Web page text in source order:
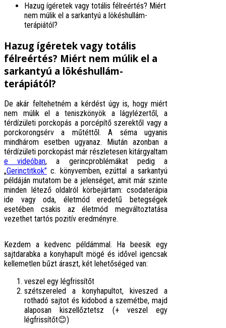
Hazug ígéretek vagy totális félreértés? Miért
nem múlik el a sarkantyú a lökéshullám-
terápiától?
Hazug ígéretek vagy totális
félreértés? Miért nem múlik el a
sarkantyú a lökéshullám-
terápiától?
De akár feltehetném a kérdést úgy is, hogy miért
nem múlik el a teniszkönyök a lágylézertől, a
térdízületi porckopás a porcépítő szerektől vagy a
porckorongsérv a műtéttől. A séma ugyanis
mindhárom esetben ugyanaz. Miután azonban a
térdízületi porckopást már részletesen kitárgyaltam
e videóban, a gerincproblémákat pedig a
„Gerinctitkok” c. könyvemben, ezúttal a sarkantyú
példáján mutatom be a jelenséget, amit már szinte
minden létező oldalról körbejártam: csodaterápia
ide vagy oda, életmód eredetű betegségek
esetében csakis az életmód megváltoztatása
vezethet tartós pozitív eredményre.
Kezdem a kedvenc példámmal. Ha beesik egy
sajtdarabka a konyhapult mögé és idővel igencsak
kellemetlen bűzt áraszt, két lehetőséged van:
veszel egy légfrissítőt
szétszereled a konyhapultot, kiveszed a
rothadó sajtot és kidobod a szemétbe, majd
alaposan kiszellőztetsz (+ veszel egy
légfrissítőt😊)